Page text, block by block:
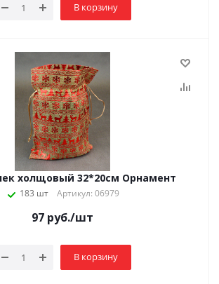
В корзину
холщовый 32*20см Орнамент
183 шт Артикул: 06979
97 руб./шт
В корзину